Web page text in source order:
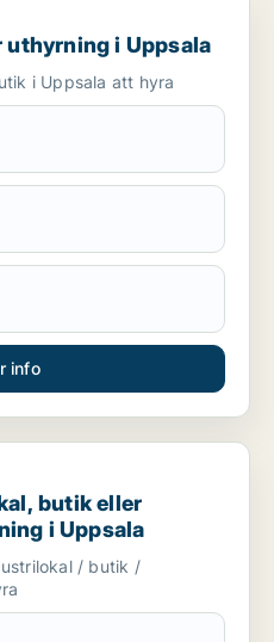
i Uppsala
i Uppsala
i Uppsala att hyra
info
eller showroom för uthyrning i
butik eller
i Uppsala
/ butik /